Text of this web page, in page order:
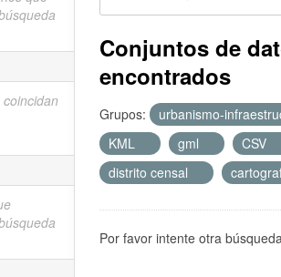
Conjuntos de
encontrados
Grupos: urbanismo-
KML
gml CSV
distrito censal
Por favor intente otra